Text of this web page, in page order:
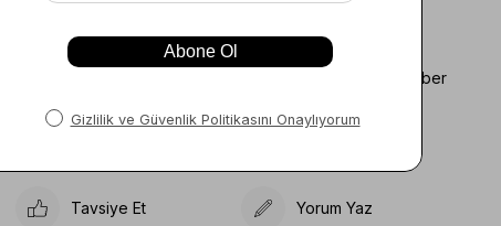
Fiyat Düşünce Haber
Tavsiye Et Yorum Yaz